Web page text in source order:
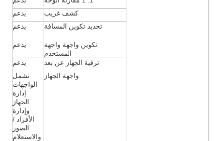
كشف غريب
يدعم
تحديد تكوين المسافة
يدعم
تكوين واجهة واجهة
المستخدم
يدعم
ترقية الجهاز عن بعد
يدعم
واجهة الجهاز
تشمل
الواجهات
إدارة
الجهاز
وإدارة
الأفراد /
الصور
والاستعلام